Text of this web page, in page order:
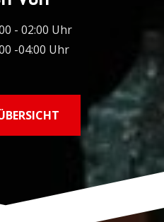
- 02:00 Uhr
-04:00 Uhr